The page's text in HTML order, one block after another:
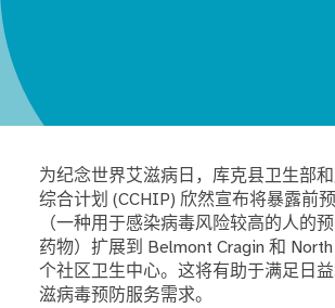
为纪念世界艾滋病日，库克县卫生部
综合计划 (CCHIP) 欣然宣布将暴露前
（一种用于感染病毒风险较高的人的
药物）扩展到 Belmont Cragin 和
个社区卫生中心。这将有助于满足日
滋病毒预防服务需求。